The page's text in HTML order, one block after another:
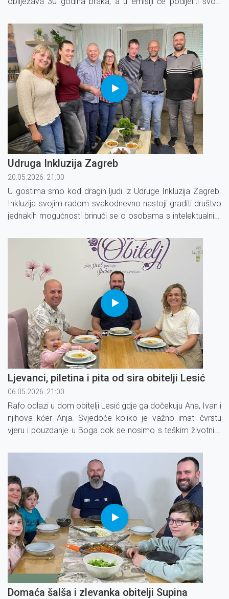
zajedništva ostali čvrsto jedno uz drugo.
Udruga Inkluzija Zagreb
20.05.2026. 21:00
U gostima smo kod dragih ljudi iz Udruge Inkluzija Zagreb.
Inkluzija svojim radom svakodnevno nastoji graditi društvo
jednakih mogućnosti brinući se o osobama s intelektualnim
Ljevanci, piletina i pita od sira obitelji Lesić
06.05.2026. 21:00
Rafo odlazi u dom obitelji Lesić gdje ga dočekuju Ana, Ivan i
njihova kćer Anja. Svjedoče koliko je važno imati čvrstu
vjeru i pouzdanje u Boga dok se nosimo s teškim životnim
Domaća šalša i zlevanka obitelji Supina